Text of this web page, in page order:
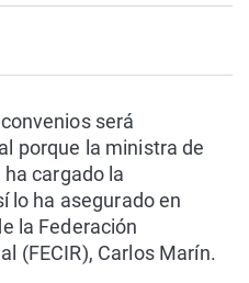
será
porque la ministra de
ha cargado la
lo ha asegurado en
la Federación
(FECIR), Carlos Marín.